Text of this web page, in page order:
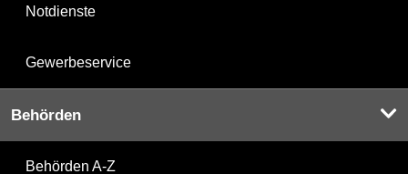
Notdienste
Gewerbeservice
Behörden
Behörden A-Z